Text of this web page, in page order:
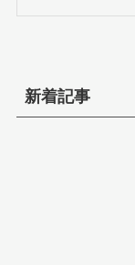
新着記事